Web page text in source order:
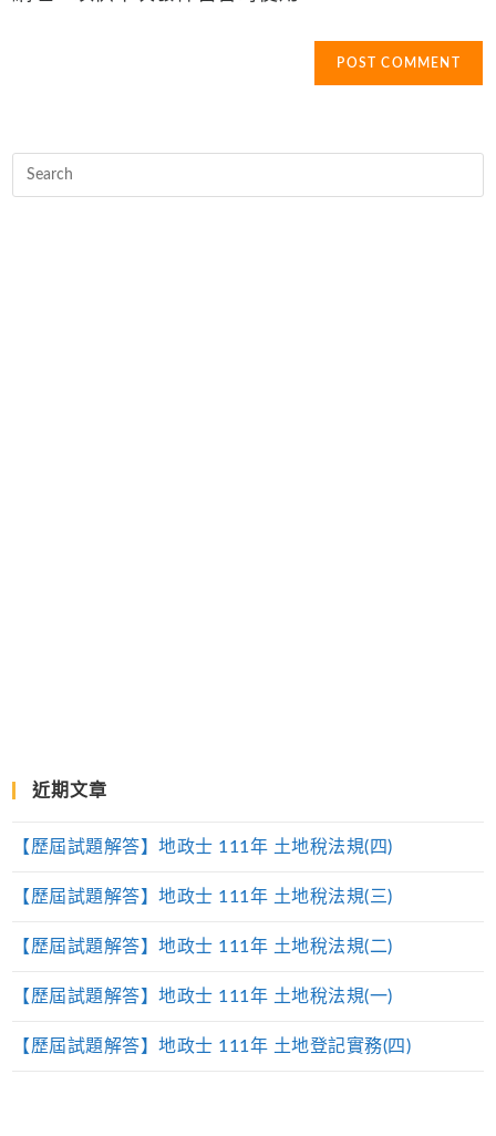
近期文章
【歷屆試題解答】地政士 111年 土地稅法規(四)
【歷屆試題解答】地政士 111年 土地稅法規(三)
【歷屆試題解答】地政士 111年 土地稅法規(二)
【歷屆試題解答】地政士 111年 土地稅法規(一)
【歷屆試題解答】地政士 111年 土地登記實務(四)